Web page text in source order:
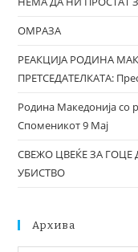
ОМРАЗА
РЕАКЦИЈА РОДИНА
ПРЕТСЕДАТЕЛКАТА:
Родина Македонија со
Споменикот 9 Мај
СВЕЖО ЦВЕЌЕ ЗА
УБИСТВО
Архива